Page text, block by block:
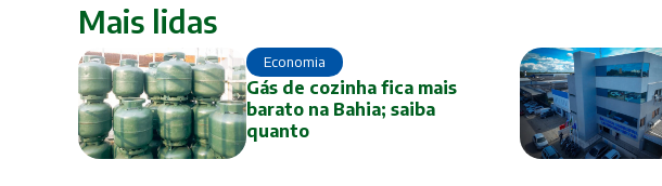
Mais lidas
Economia
Gás de cozinha fica mais
barato na Bahia; saiba
quanto